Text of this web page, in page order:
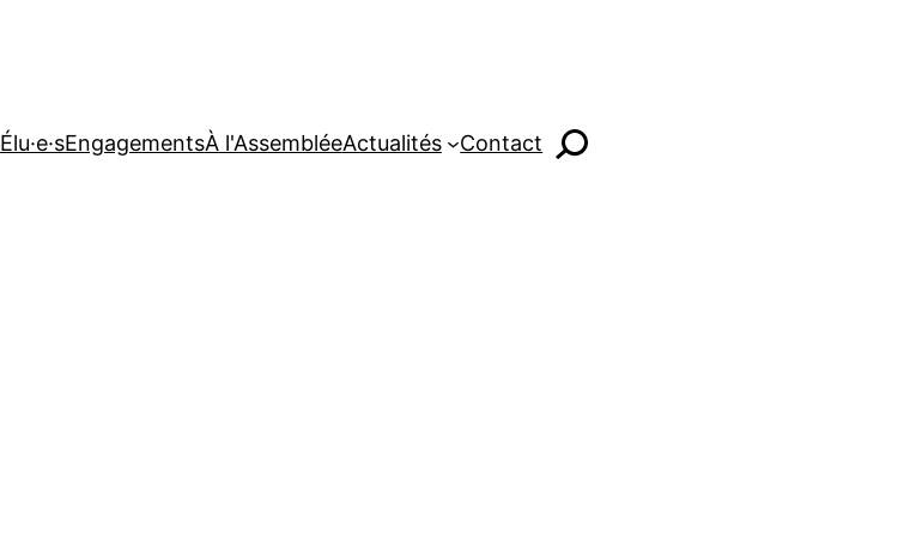
Élu·e·sEngagementsÀ l'AssembléeActualités Contact